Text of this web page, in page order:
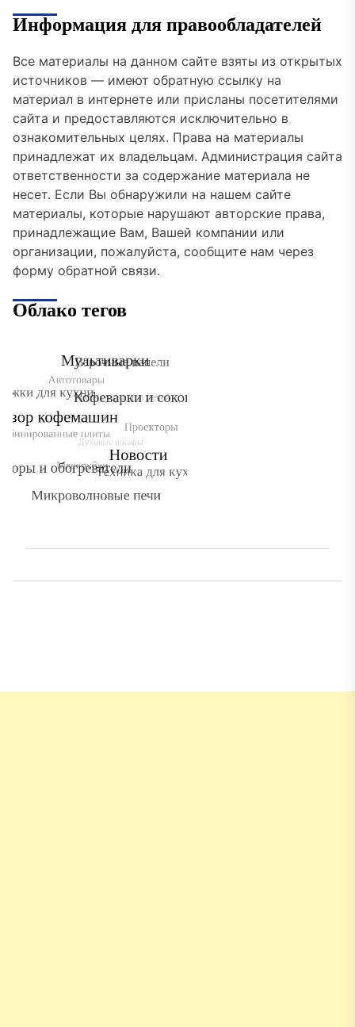
Информация для правообладателей
Все материалы на данном сайте взяты из открытых
источников — имеют обратную ссылку на
материал в интернете или присланы посетителями
сайта и предоставляются исключительно в
ознакомительных целях. Права на материалы
принадлежат их владельцам. Администрация сайта
ответственности за содержание материала не
несет. Если Вы обнаружили на нашем сайте
материалы, которые нарушают авторские права,
принадлежащие Вам, Вашей компании или
организации, пожалуйста, сообщите нам через
форму обратной связи.
Облако тегов